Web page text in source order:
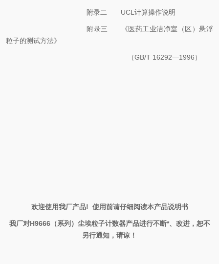
附录二 UCL计算操作说明
附录三
《医药工业洁净室（区）悬浮
粒子的测试方法》
（GB/T 16292—1996）
欢迎使用我厂产品! 使用前请仔细阅读本产品说明书
我厂对H9666（系列）尘埃粒子计数器产品进行不断*、改进，恕不
另行通知，请谅！